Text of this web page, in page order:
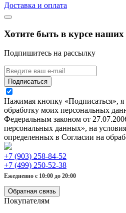
Доставка и оплата
Хотите быть в курсе
Подпишитесь на рассылку
Подписаться
Нажимая кнопку «Подписаться», я
обработку моих персональных
Федеральным законом от
персональных данных», на
определенных в Согласии на
+7 (903) 258-84-52
+7 (499) 250-52-38
Ежедневно с 10:00 до 20:00
Обратная связь
Покупателям